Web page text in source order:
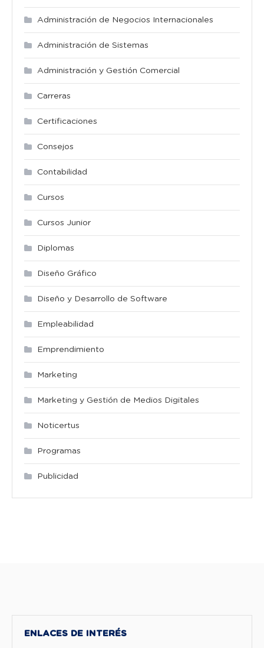
Administración de Negocios Internacionales
Administración de Sistemas
Administración y Gestión Comercial
Carreras
Certificaciones
Consejos
Contabilidad
Cursos
Cursos Junior
Diplomas
Diseño Gráfico
Diseño y Desarrollo de Software
Empleabilidad
Emprendimiento
Marketing
Marketing y Gestión de Medios Digitales
Noticertus
Programas
Publicidad
ENLACES DE INTERÉS